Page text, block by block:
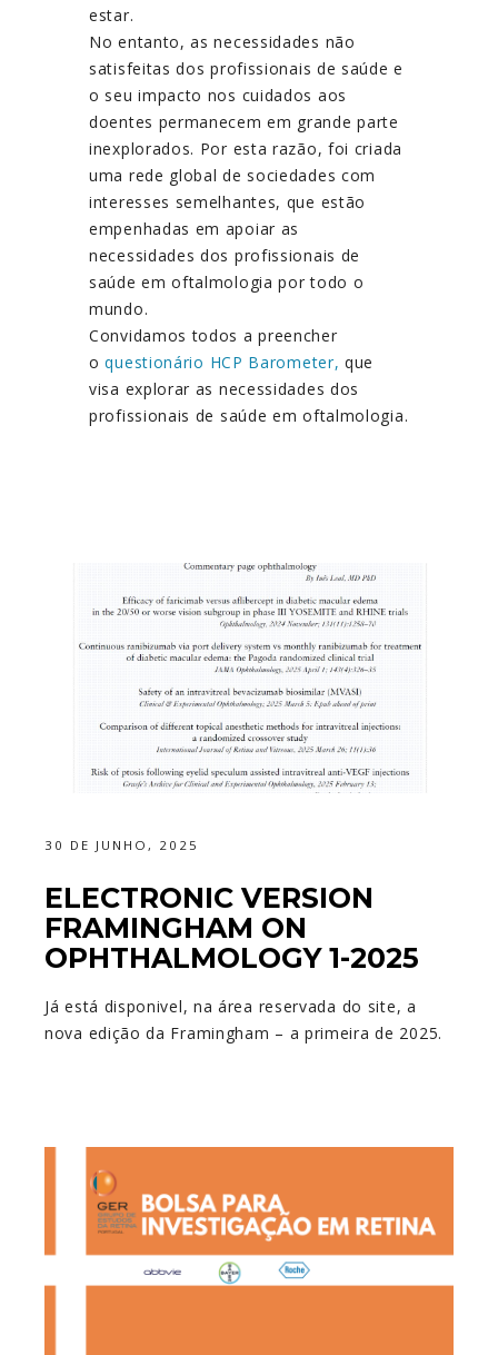
estar.
No entanto, as necessidades não
satisfeitas dos profissionais de saúde e
o seu impacto nos cuidados aos
doentes permanecem em grande parte
inexplorados. Por esta razão, foi criada
uma rede global de sociedades com
interesses semelhantes, que estão
empenhadas em apoiar as
necessidades dos profissionais de
saúde em oftalmologia por todo o
mundo.
Convidamos todos a preencher
oquestionário HCP Barometer, que
visa explorar as necessidades dos
profissionais de saúde em oftalmologia.
30 DE JUNHO, 2025
ELECTRONIC VERSION
FRAMINGHAM ON
OPHTHALMOLOGY 1-2025
Já está disponivel, na área reservada do site, a
nova edição da Framingham – a primeira de 2025.